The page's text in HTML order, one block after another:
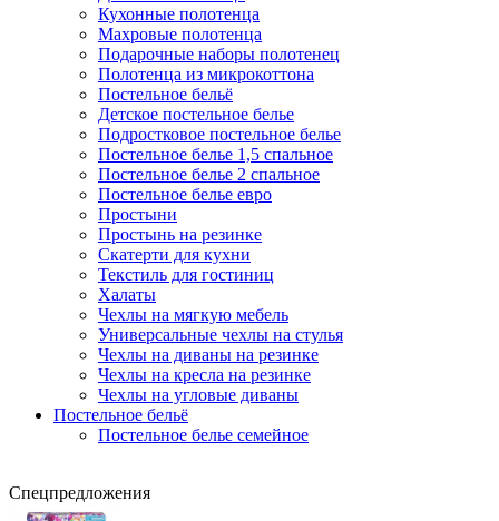
Кухонные полотенца
Махровые полотенца
Подарочные наборы полотенец
Полотенца из микрокоттона
Постельное бельё
Детское постельное белье
Подростковое постельное белье
Постельное белье 1,5 спальное
Постельное белье 2 спальное
Постельное белье евро
Простыни
Простынь на резинке
Скатерти для кухни
Текстиль для гостиниц
Халаты
Чехлы на мягкую мебель
Универсальные чехлы на стулья
Чехлы на диваны на резинке
Чехлы на кресла на резинке
Чехлы на угловые диваны
Постельное бельё
Постельное белье семейное
Спецпредложения